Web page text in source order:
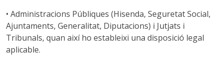
• Administracions Públiques (Hisenda, Seguretat Social,
Ajuntaments, Generalitat, Diputacions) i Jutjats i
Tribunals, quan així ho estableixi una disposició legal
aplicable.